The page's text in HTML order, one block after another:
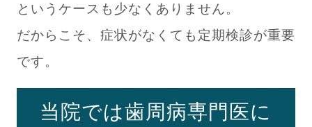
というケースも少なくありません。
だからこそ、症状がなくても定期検診が重要
です。
当院では歯周病専門医に